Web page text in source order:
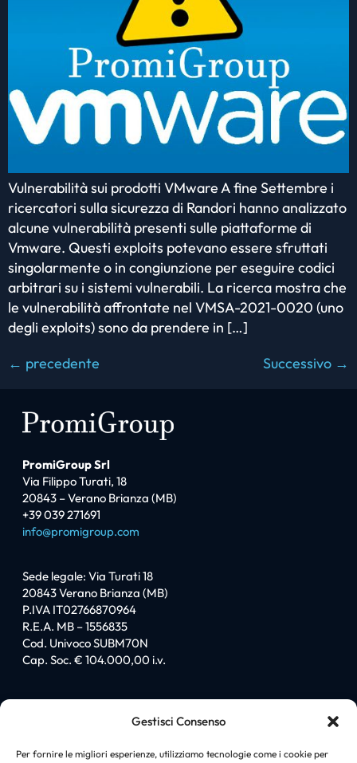
Gestisci Consenso
Per fornire le migliori esperienze, utilizziamo tecnologie come i cookie per
Vulnerabilità sui prodotti VMware A fine Settembre i
ricercatori sulla sicurezza di Randori hanno analizzato
alcune vulnerabilità presenti sulle piattaforme di
Vmware. Questi exploits potevano essere sfruttati
singolarmente o in congiunzione per eseguire codici
arbitrari su i sistemi vulnerabili. La ricerca mostra che
le vulnerabilità affrontate nel VMSA-2021-0020 (uno
degli exploits) sono da prendere in […]
← precedente Successivo →
PromiGroup Srl
Via Filippo Turati, 18
20843 – Verano Brianza (MB)
+39 039 271691
info@promigroup.com
Sede legale: Via Turati 18
20843 Verano Brianza (MB)
P.IVA IT02766870964
R.E.A. MB – 1556835
Cod. Univoco SUBM70N
Cap. Soc. € 104.000,00 i.v.
Sitemap
Chi siamo